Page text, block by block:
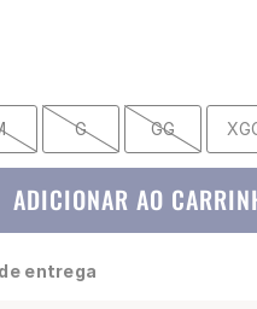
G GG
ADICIONAR AO
entrega